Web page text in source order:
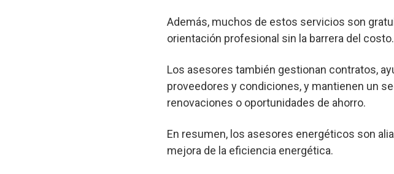
Además, muchos de estos servicios son
orientación profesional sin la barrera del costo.
Los asesores también gestionan contratos,
proveedores y condiciones, y mantienen un
renovaciones o oportunidades de ahorro.
En resumen, los asesores energéticos son
mejora de la eficiencia energética.